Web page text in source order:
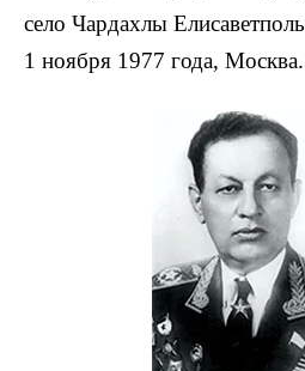
село Чардахлы
1 ноября 1977 года, Москва.